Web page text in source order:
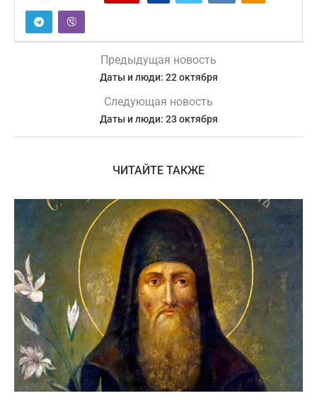
Предыдущая новость
Даты и люди: 22 октября
Следующая новость
Даты и люди: 23 октября
ЧИТАЙТЕ ТАКЖЕ